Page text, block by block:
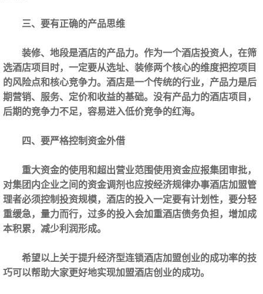
三、要有正确的产品思维
装修、地段是酒店的产品力。作为一个酒店投资人，在筛
选酒店项目时，一定要从选址、装修两个核心的维度把控项目
的风险点和核心竞争力。酒店是一个传统的行业，产品力是后
期营销、服务、定价和收益的基础。没有产品力的酒店项目，
后期的竞争力不足，容易进入低价竞争的红海。
四、要严格控制资金外借
重大资金的使用和超出营业范围使用资金应报集团审批，
对集团内企业之间的资金调剂也应按经济规律办事酒店加盟管
理者必须控制投资规模，酒店的投入一定要有计划性，要分轻
重缓急，量力而行，过多的投入会加重酒店债务负担，增加成
本积累，减少利润形成。
希望以上关于提升经济型连锁酒店加盟创业的成功率的技
巧可以帮助大家更好地实现加盟酒店创业的成功。